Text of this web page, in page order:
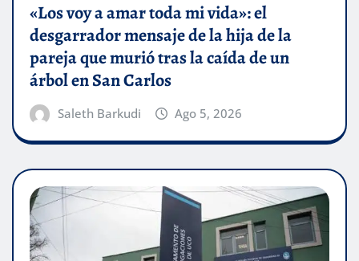
«Los voy a amar toda mi vida»: el
desgarrador mensaje de la hija de la
pareja que murió tras la caída de un
árbol en San Carlos
Saleth Barkudi Ago 5, 2026